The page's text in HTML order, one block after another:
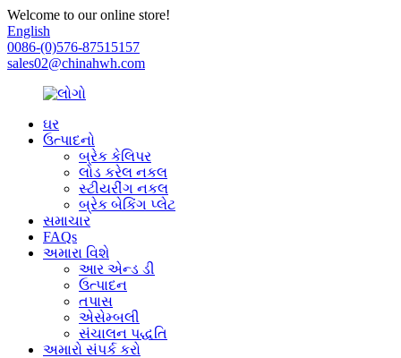
Welcome to our online store!
English
0086-(0)576-87515157
sales02@chinahwh.com
ઘર
ઉત્પાદનો
બ્રેક કેલિપર
લોડ કરેલ નકલ
સ્ટીયરીંગ નકલ
બ્રેક બેકિંગ પ્લેટ
સમાચાર
FAQs
અમારા વિશે
આર એન્ડ ડી
ઉત્પાદન
તપાસ
એસેમ્બલી
સંચાલન પદ્ધતિ
અમારો સંપર્ક કરો